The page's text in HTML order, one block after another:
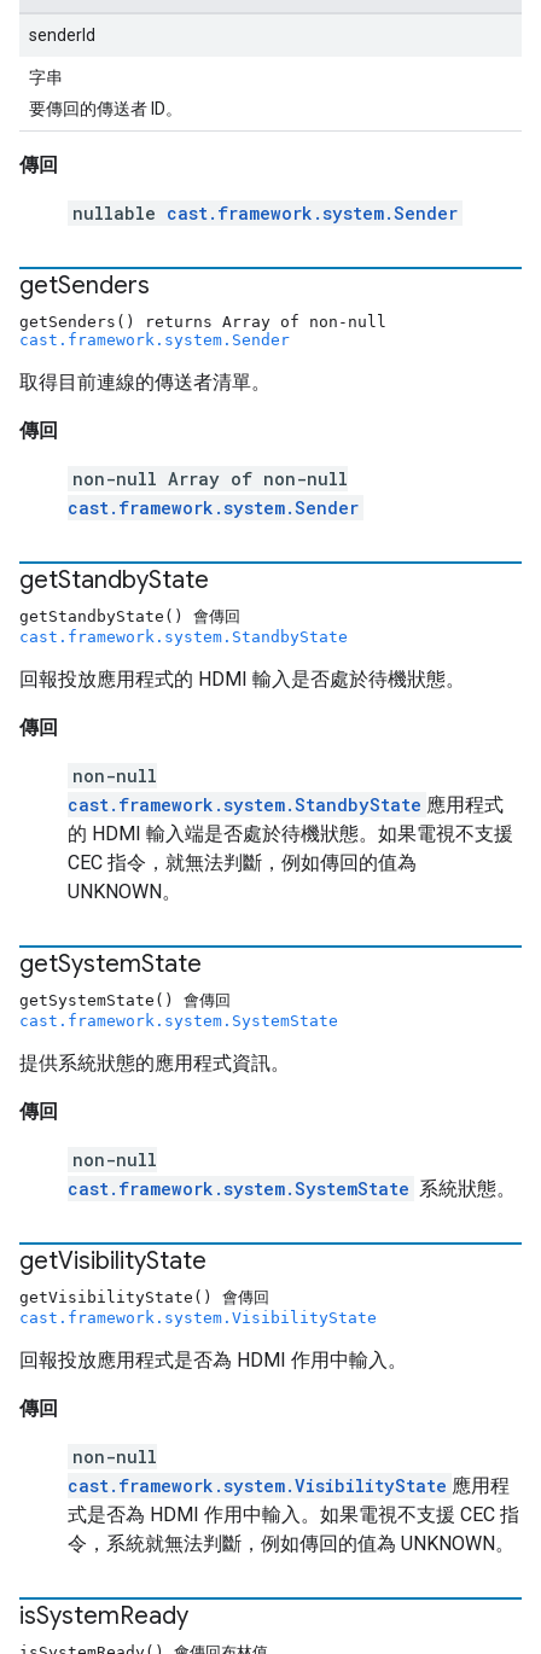
senderId
字串
要傳回的傳送者 ID。
傳回
nullable cast.framework.system.Sender
getSenders
getSenders() returns Array of non-null
cast.framework.system.Sender
取得目前連線的傳送者清單。
傳回
non-null Array of non-null
cast.framework.system.Sender
getStandbyState
getStandbyState() 會傳回
cast.framework.system.StandbyState
回報投放應用程式的 HDMI 輸入是否處於待機狀態。
傳回
non-null
cast.framework.system.StandbyState 應用程式
的 HDMI 輸入端是否處於待機狀態。如果電視不支援
CEC 指令，就無法判斷，例如傳回的值為
UNKNOWN。
getSystemState
getSystemState() 會傳回
cast.framework.system.SystemState
提供系統狀態的應用程式資訊。
傳回
non-null
cast.framework.system.SystemState 系統狀態。
getVisibilityState
getVisibilityState() 會傳回
cast.framework.system.VisibilityState
回報投放應用程式是否為 HDMI 作用中輸入。
傳回
non-null
cast.framework.system.VisibilityState 應用程
式是否為 HDMI 作用中輸入。如果電視不支援 CEC 指
令，系統就無法判斷，例如傳回的值為 UNKNOWN。
isSystemReady